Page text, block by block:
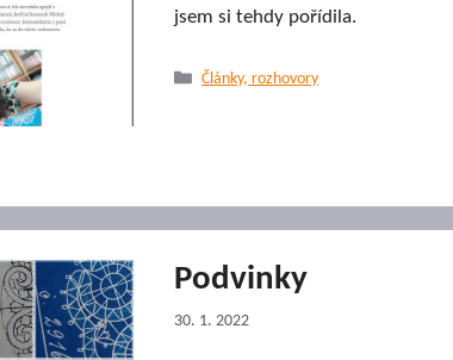
jsem si tehdy pořídila.
Rubriky
Články, rozhovory
Podvinky
30. 1. 2022